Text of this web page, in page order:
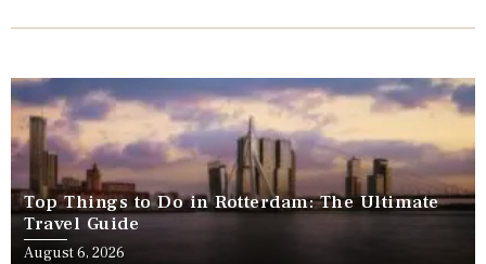
Top Things to Do in Rotterdam: The Ultimate
Travel Guide
August 6, 2026